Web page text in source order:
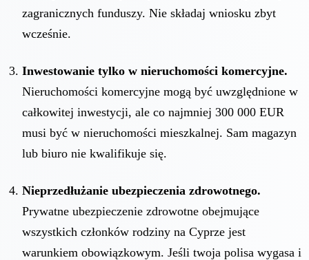
zagranicznych funduszy. Nie składaj wniosku zbyt
wcześnie.
Inwestowanie tylko w nieruchomości komercyjne.
Nieruchomości komercyjne mogą być uwzględnione w
całkowitej inwestycji, ale co najmniej 300 000 EUR
musi być w nieruchomości mieszkalnej. Sam magazyn
lub biuro nie kwalifikuje się.
Nieprzedłużanie ubezpieczenia zdrowotnego.
Prywatne ubezpieczenie zdrowotne obejmujące
wszystkich członków rodziny na Cyprze jest
warunkiem obowiązkowym. Jeśli twoja polisa wygasa i